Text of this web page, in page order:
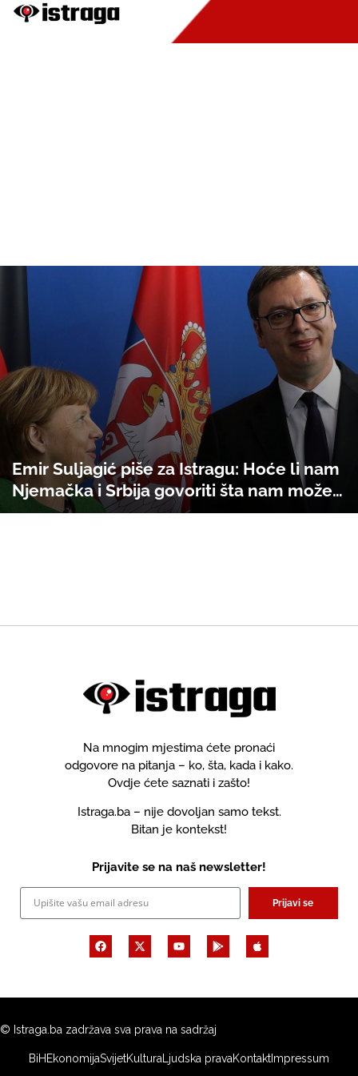
Emir Suljagić piše za Istragu: Hoće li nam
Njemačka i Srbija govoriti šta nam može
biti, a šta ne osnivački mit?
Na mnogim mjestima ćete pronaći
odgovore na pitanja – ko, šta, kada i kako.
Ovdje ćete saznati i zašto!
Istraga.ba – nije dovoljan samo tekst.
Bitan je kontekst!
Prijavite se na naš newsletter!
Prijavi se
© Istraga.ba zadržava sva prava na sadržaj
BiHEkonomijaSvijetKulturaLjudska pravaKontaktImpressum